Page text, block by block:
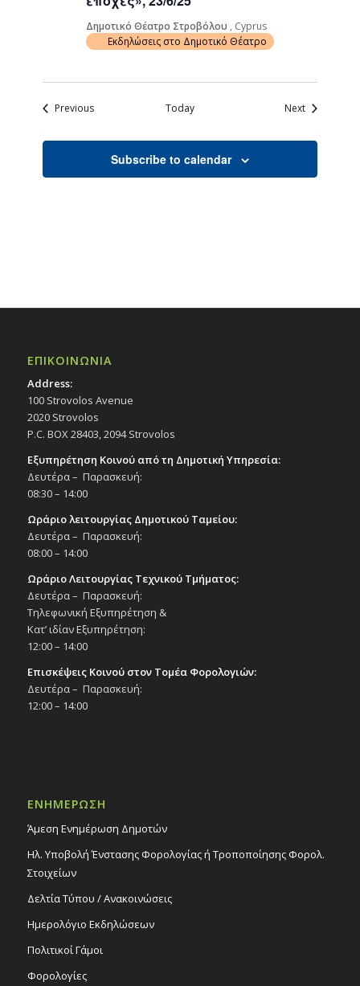
Δημοτικό Θέατρο Στροβόλου , Cyprus
Εκδηλώσεις στο Δημοτικό Θέατρο
PreviousEvents Today NextEvents
Subscribe to calendar
ΕΠΙΚΟΙΝΩΝΙΑ
Address:
100 Strovolos Avenue
2020 Strovolos
P.C. BOX 28403, 2094 Strovolos
Εξυπηρέτηση Κοινού από τη Δημοτική Υπηρεσία:
Δευτέρα – Παρασκευή:
08:30 – 14:00
Ωράριο λειτουργίας Δημοτικού Ταμείου:
Δευτέρα – Παρασκευή:
08:00 – 14:00
Ωράριο Λειτουργίας Τεχνικού Τμήματος:
Δευτέρα – Παρασκευή:
Τηλεφωνική Εξυπηρέτηση &
Κατ’ ιδίαν Εξυπηρέτηση:
12:00 – 14:00
Επισκέψεις Κοινού στον Τομέα Φορολογιών:
Δευτέρα – Παρασκευή:
12:00 – 14:00
ΕΝΗΜΕΡΩΣΗ
Άμεση Ενημέρωση Δημοτών
Ηλ. Υποβολή Ένστασης Φορολογίας ή Τροποποίησης Φορολ.
Στοιχείων
Δελτία Τύπου / Ανακοινώσεις
Ημερολόγιο Εκδηλώσεων
Πολιτικοί Γάμοι
Φορολογίες